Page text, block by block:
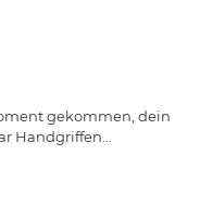
gekommen, dein
Handgriffen…